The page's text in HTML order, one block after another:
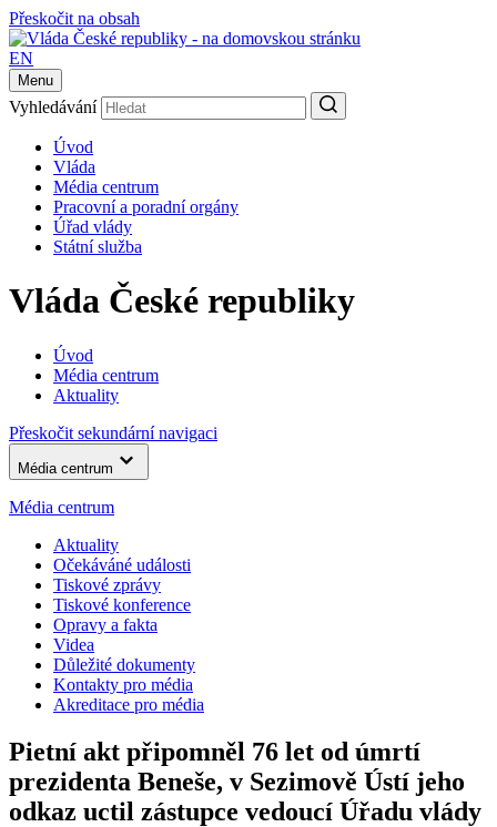
Přeskočit na obsah
EN
Menu
Vyhledávání
Úvod
Vláda
Média centrum
Pracovní a poradní orgány
Úřad vlády
Státní služba
Vláda České republiky
Úvod
Média centrum
Aktuality
Přeskočit sekundární navigaci
Média centrum
Média centrum
Aktuality
Očekáváné události
Tiskové zprávy
Tiskové konference
Opravy a fakta
Videa
Důležité dokumenty
Kontakty pro média
Akreditace pro média
Pietní akt připomněl 76 let od úmrtí
prezidenta Beneše, v Sezimově Ústí jeho
odkaz uctil zástupce vedoucí Úřadu vlády